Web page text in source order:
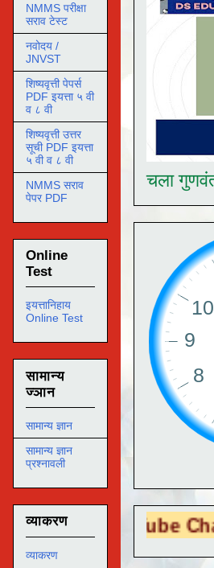
चला
Tube Channel ला
NMMS परीक्षा
सराव टेस्ट
नवोदय /
JNVST
शिष्यवृत्ती पेपर्स
PDF इयत्ता ५ वी
व ८ वी
शिष्यवृत्ती उत्तर
सूची PDF इयत्ता
५ वी व ८ वी
NMMS सराव
पेपर PDF
Online
Test
इयत्तानिहाय
Online Test
सामान्य
ज्ञान
सामान्य ज्ञान
सामान्य ज्ञान
प्रश्नावली
व्याकरण
व्याकरण